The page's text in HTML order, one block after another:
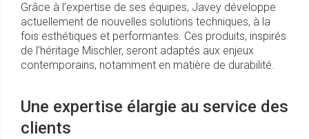
Grâce à l’expertise de ses équipes, Javey développe
actuellement de nouvelles solutions techniques, à la
fois esthétiques et performantes. Ces produits, inspirés
de l’héritage Mischler, seront adaptés aux enjeux
contemporains, notamment en matière de durabilité.
Une expertise élargie au service des
clients